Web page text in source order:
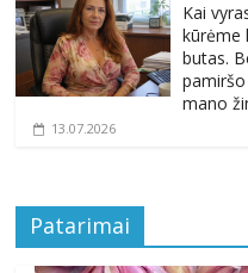
Kai
kūrėme
butas.
mano
13.07.2026
Patarimai